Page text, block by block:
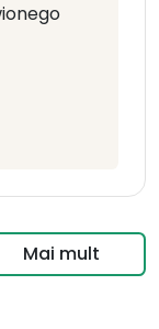
Mai mult